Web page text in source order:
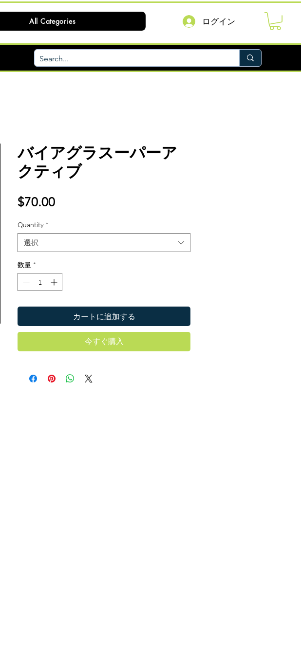
All Categories ログイン
バイアグラスーパーア
クティブ
$70.00価
Quantity *
選択
数量 *
カートに追加する
今すぐ購入